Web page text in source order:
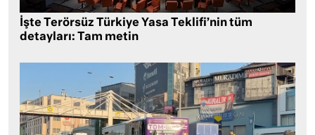
İşte Terörsüz Türkiye Yasa Teklifi’nin tüm
detayları: Tam metin